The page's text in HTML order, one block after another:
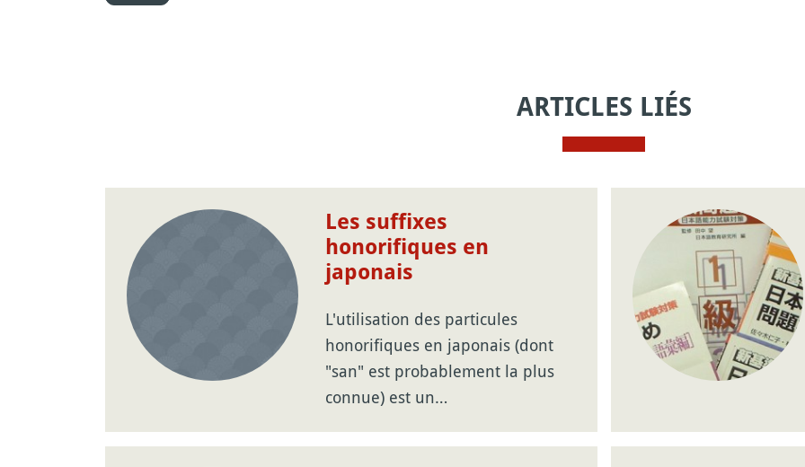
ARTICLES LIÉS
Les suffixes
honorifiques en
japonais
L'utilisation des particules
honorifiques en japonais (dont
"san" est probablement la plus
connue) est un…